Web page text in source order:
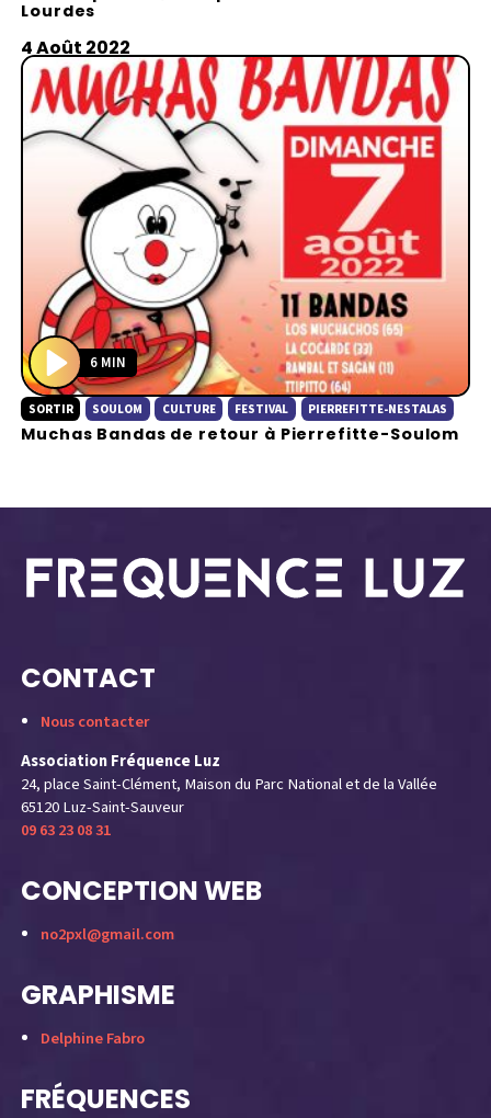
Lourdes
4 Août 2022
P
l
a
6 MIN
SORTIR SOULOM CULTURE FESTIVAL PIERREFITTE-NESTALAS
Muchas Bandas de retour à Pierrefitte-Soulom
CONTACT
Nous contacter
Association Fréquence Luz
24, place Saint-Clément, Maison du Parc National et de la Vallée
65120 Luz-Saint-Sauveur
09 63 23 08 31
CONCEPTION WEB
no2pxl@gmail.com
GRAPHISME
Delphine Fabro
FRÉQUENCES